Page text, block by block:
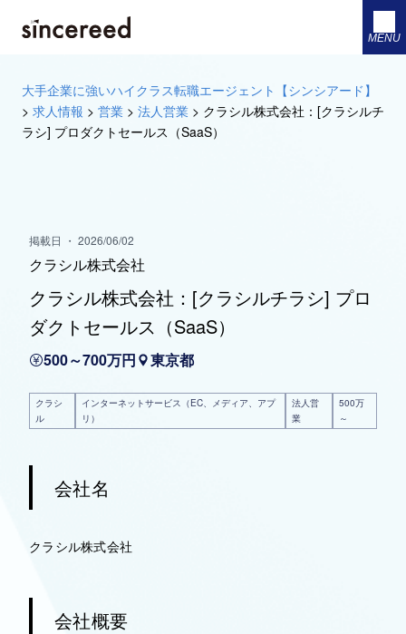
MENU
大手企業に強いハイクラス転職エージェント【シンシアード】
> 求人情報 > 営業 > 法人営業 > クラシル株式会社：[クラシルチ
ラシ] プロダクトセールス（SaaS）
掲載日 ・ 2026/06/02
クラシル株式会社
クラシル株式会社：[クラシルチラシ] プロ
ダクトセールス（SaaS）
500～700万円 東京都
クラシ
ル
インターネットサービス（EC、メディア、アプ
リ）
法人営
業
500万
～
会社名
クラシル株式会社
会社概要